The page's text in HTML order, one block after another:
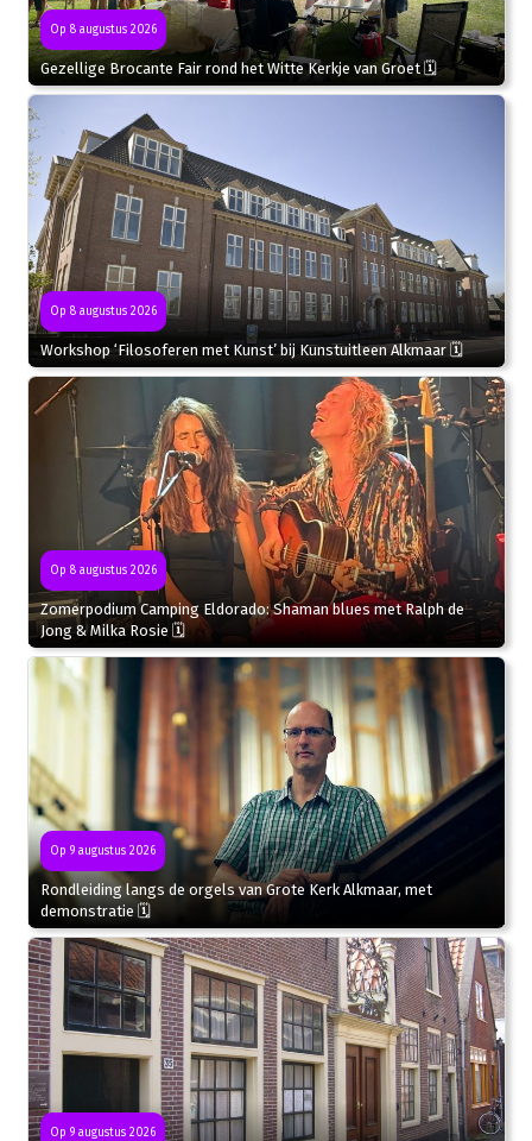
Op 8 augustus 2026
Gezellige Brocante Fair rond het Witte Kerkje van Groet 🗓
Op 8 augustus 2026
Workshop ‘Filosoferen met Kunst’ bij Kunstuitleen Alkmaar 🗓
Op 8 augustus 2026
Zomerpodium Camping Eldorado: Shaman blues met Ralph de
Jong & Milka Rosie 🗓
Op 9 augustus 2026
Rondleiding langs de orgels van Grote Kerk Alkmaar, met
demonstratie 🗓
Op 9 augustus 2026